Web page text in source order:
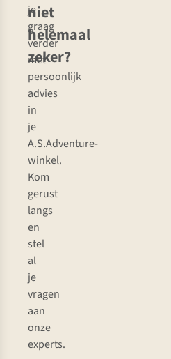
niet
helemaal
zeker?
je
graag
verder
met
persoonlijk
advies
in
je
A.S.Adventure-
winkel.
Kom
gerust
langs
en
stel
al
je
vragen
aan
onze
experts.